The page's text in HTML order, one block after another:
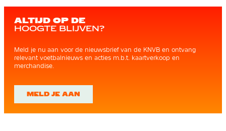
ALTIJD OP DE
HOOGTE BLIJVEN?
Meld je nu aan voor de nieuwsbrief van de KNVB en ontvang
relevant voetbalnieuws en acties m.b.t. kaartverkoop en
merchandise.
MELD JE AAN